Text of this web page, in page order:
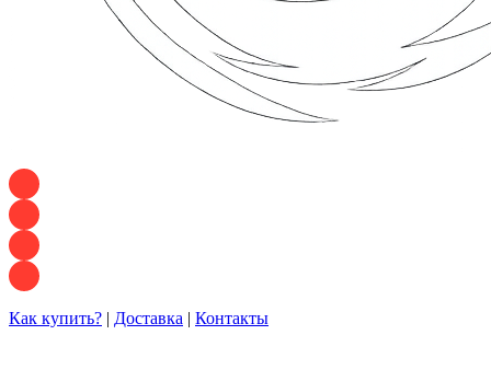
Как купить? | Доставка | Контакты